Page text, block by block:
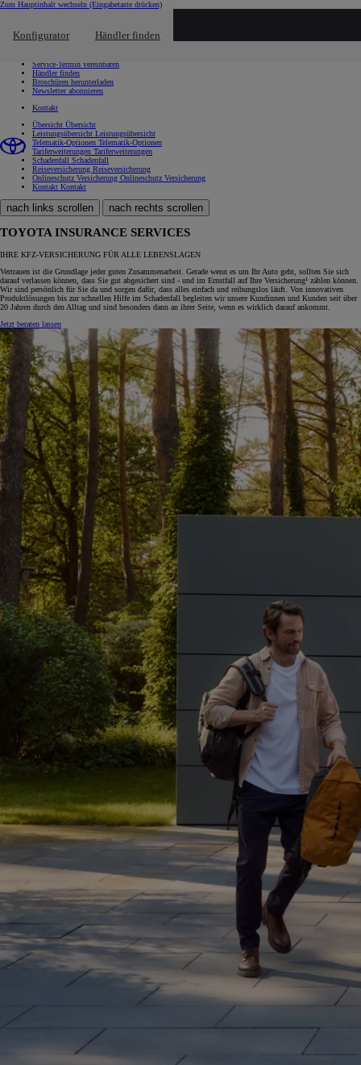
Zum Hauptinhalt wechseln (Eingabetaste drücken)
Konfigurator Händler finden
Schnellzugriff Klicken um das Reach-Out-Menü zu schließen
Service-Termin vereinbaren
Händler finden
Broschüren herunterladen
Newsletter abonnieren
Kontakt
Übersicht Übersicht
Leistungsübersicht Leistungsübersicht
Telematik-Optionen Telematik-Optionen
Tariferweiterungen Tariferweiterungen
Schadenfall Schadenfall
Reiseversicherung Reiseversicherung
Onlineschutz Versicherung Onlineschutz Versicherung
Kontakt Kontakt
nach links scrollen nach rechts scrollen
TOYOTA INSURANCE SERVICES
IHRE KFZ-VERSICHERUNG FÜR ALLE LEBENSLAGEN
Vertrauen ist die Grundlage jeder guten Zusammenarbeit. Gerade wenn es um Ihr Auto geht, sollten Sie sich
darauf verlassen können, dass Sie gut abgesichert sind - und im Ernstfall auf Ihre Versicherung¹ zählen können.
Wir sind persönlich für Sie da und sorgen dafür, dass alles einfach und reibungslos läuft. Von innovativen
Produktlösungen bis zur schnellen Hilfe im Schadenfall begleiten wir unsere Kundinnen und Kunden seit über
20 Jahren durch den Alltag und sind besonders dann an ihrer Seite, wenn es wirklich darauf ankommt.
Jetzt beraten lassen